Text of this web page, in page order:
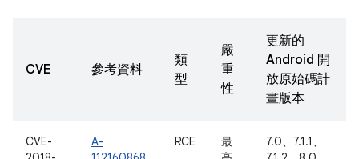
CVE 參考資料
類
型
嚴
重
性
更新的
Android 開
放原始碼計
畫版本
CVE-
A-
RCE
最
7.0、7.1.1、